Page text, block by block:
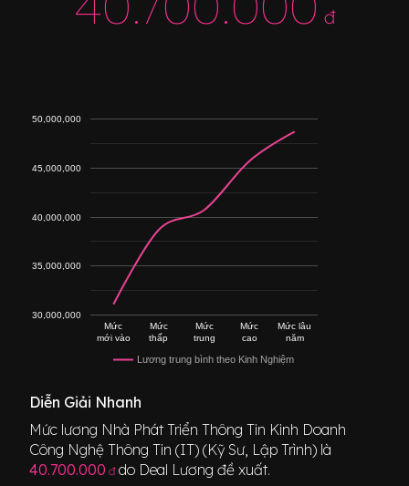
đ
Lương trung bình theo Kinh Nghiệm
Mức
mới vào
Mức
thấp
Mức
trung
Mức
cao
Mức lâu
năm
30,000,000
35,000,000
40,000,000
45,000,000
50,000,000
Diễn Giải Nhanh
Mức lương Nhà Phát Triển Thông Tin Kinh Doanh
Công Nghệ Thông Tin (IT) (Kỹ Sư, Lập Trình) là
40.700.000 đdo Deal Lương đề xuất.